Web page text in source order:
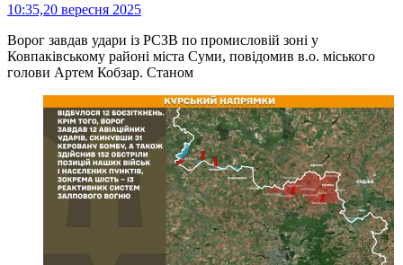
10:35,20 вересня 2025
Ворог завдав удари із РСЗВ по промисловій зоні у
Ковпаківському районі міста Суми, повідомив в.о. міського
голови Артем Кобзар. Станом